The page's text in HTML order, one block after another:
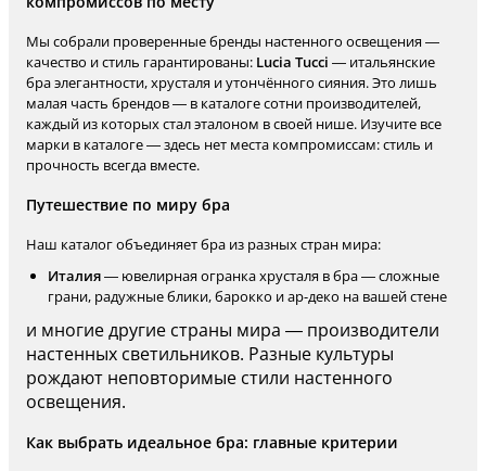
Мы собрали проверенные бренды настенного освещения —
качество и стиль гарантированы: Lucia Tucci — итальянские
бра элегантности, хрусталя и утончённого сияния. Это лишь
малая часть брендов — в каталоге сотни производителей,
каждый из которых стал эталоном в своей нише. Изучите все
марки в каталоге — здесь нет места компромиссам: стиль и
прочность всегда вместе.
Путешествие по миру бра
Наш каталог объединяет бра из разных стран мира:
Италия— ювелирная огранка хрусталя в бра — сложные
грани, радужные блики, барокко и ар-деко на вашей стене
и многие другие страны мира — производители
настенных светильников. Разные культуры
рождают неповторимые стили настенного
освещения.
Как выбрать идеальное бра: главные критерии